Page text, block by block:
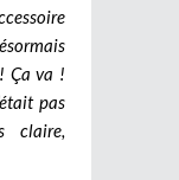
Ça va !
pas
claire,